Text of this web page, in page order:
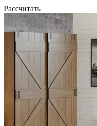
Рассчитать